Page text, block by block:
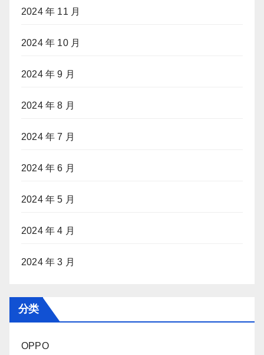
2024 年 11 月
2024 年 10 月
2024 年 9 月
2024 年 8 月
2024 年 7 月
2024 年 6 月
2024 年 5 月
2024 年 4 月
2024 年 3 月
分类
OPPO